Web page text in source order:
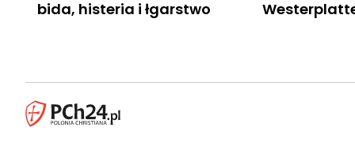
bida, histeria i łgarstwo